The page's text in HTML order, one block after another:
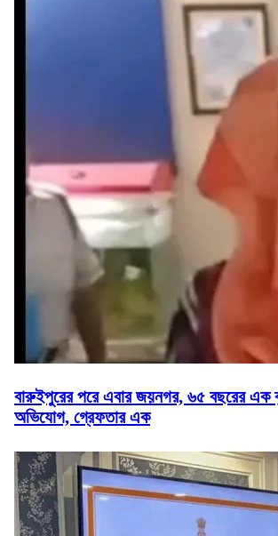
বারুইপুরের পরে এবার জয়নগর, ৬৫ বছরের এক
অভিযোগ, গ্রেফতার এক